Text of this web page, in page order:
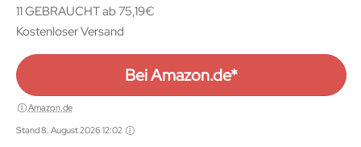
11 GEBRAUCHT ab 75,19€
Kostenloser Versand
Bei Amazon.de*
Amazon.de
Stand 8. August 2026 12:02